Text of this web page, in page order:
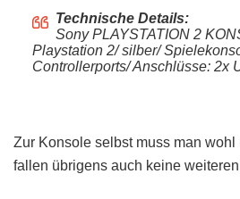
Technische Details:
Sony PLAYSTATION 2
Playstation 2/ silber/
Controllerports/ Anschlüsse: 2x
Zur Konsole selbst muss man
fallen übrigens auch keine